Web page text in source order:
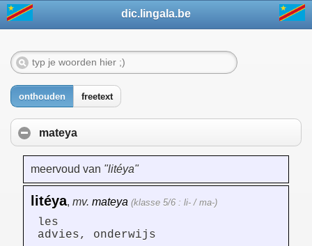
dic.lingala.be
onthouden freetext
mateya
meervoud van "litéya"
litéya, mv. mateya (klasse 5/6 : li- / ma-)
les
advies, onderwijs